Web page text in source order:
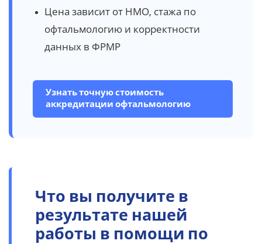
Цена зависит от НМО, стажа по
офтальмологию и корректности
данных в ФРМР
Узнать точную стоимость
аккредитации офтальмологию
Что вы получите в
результате нашей
работы в помощи по